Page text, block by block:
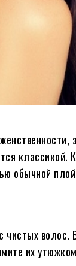
обычной
чистых
их